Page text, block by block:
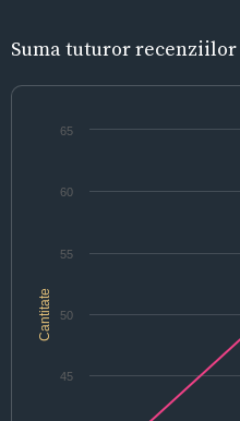
Suma tuturor recenziilor
Cantitate
45
50
55
60
65